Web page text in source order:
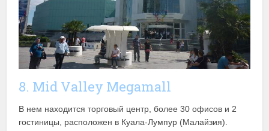
8. Mid Valley Megamall
В нем находится торговый центр, более 30 офисов и 2
гостиницы, расположен в Куала-Лумпур (Малайзия).